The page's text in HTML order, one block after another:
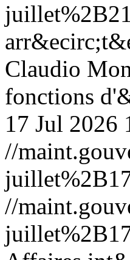
Claudio
fonctions
17 Jul 2026
//
//